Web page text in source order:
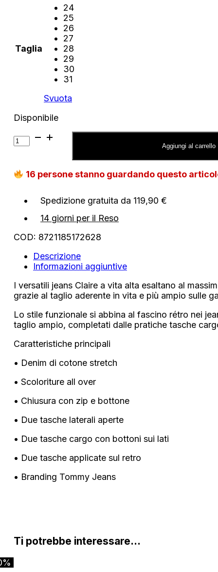
Taglia
24
25
26
27
28
29
30
31
Svuota
Disponibile
Jeans
Tommy
larghi
alta
Aggiungi al carrello
16 persone stanno guardando questo
Spedizione gratuita da 119,90 €
14 giorni per il Reso
COD: 8721185172628
Descrizione
Informazioni aggiuntive
I versatili jeans Claire a vita alta esaltano al
grazie al taglio aderente in vita e più ampio sulle
Lo stile funzionale si abbina al fascino rétro nei
taglio ampio, completati dalle pratiche tasche
Caratteristiche principali
• Denim di cotone stretch
• Scoloriture all over
• Chiusura con zip e bottone
• Due tasche laterali aperte
• Due tasche cargo con bottoni sui lati
• Due tasche applicate sul retro
• Branding Tommy Jeans
Ti potrebbe interessare…